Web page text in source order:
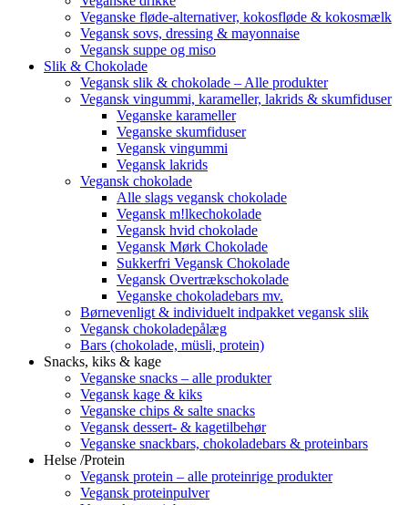
Veganske fløde-alternativer, kokosfløde & kokosmælk
Vegansk sovs, dressing & mayonnaise
Vegansk suppe og miso
Slik & Chokolade
Vegansk slik & chokolade – Alle produkter
Vegansk vingummi, karameller, lakrids & skumfiduser
Veganske karameller
Veganske skumfiduser
Vegansk vingummi
Vegansk lakrids
Vegansk chokolade
Alle slags vegansk chokolade
Vegansk m!lkechokolade
Vegansk hvid chokolade
Vegansk Mørk Chokolade
Sukkerfri Vegansk Chokolade
Vegansk Overtrækschokolade
Veganske chokoladebars mv.
Børnevenligt & individuelt indpakket vegansk slik
Vegansk chokoladepålæg
Bars (chokolade, müsli, protein)
Snacks, kiks & kage
Veganske snacks – alle produkter
Vegansk kage & kiks
Veganske chips & salte snacks
Vegansk dessert- & kagetilbehør
Veganske snackbars, chokoladebars & proteinbars
Helse /Protein
Vegansk protein – alle proteinrige produkter
Vegansk proteinpulver